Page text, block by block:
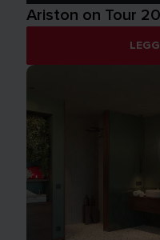
Ariston on Tour